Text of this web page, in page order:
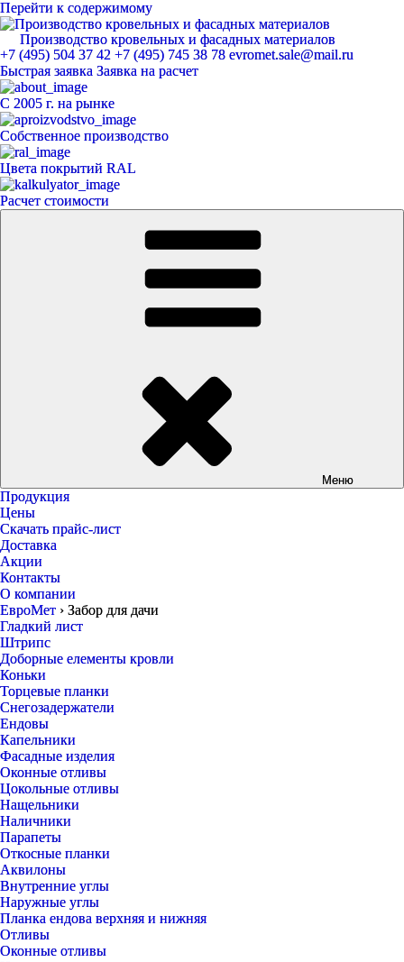
Перейти к содержимому
Производство кровельных и фасадных материалов
ЕвроМет
+7 (495) 504 37 42 +7 (495) 745 38 78 evromet.sale@mail.ru
Быстрая заявка Заявка на расчет
С 2005 г. на рынке
Собственное производство
Цвета покрытий RAL
Расчет стоимости
Меню
Продукция
Цены
Скачать прайс-лист
Доставка
Акции
Контакты
О компании
ЕвроМет › Забор для дачи
Гладкий лист
Штрипс
Доборные елементы кровли
Коньки
Торцевые планки
Снегозадержатели
Ендовы
Капельники
Фасадные изделия
Оконные отливы
Цокольные отливы
Нащельники
Наличники
Парапеты
Откосные планки
Аквилоны
Внутренние углы
Наружные углы
Планка ендова верхняя и нижняя
Отливы
Оконные отливы